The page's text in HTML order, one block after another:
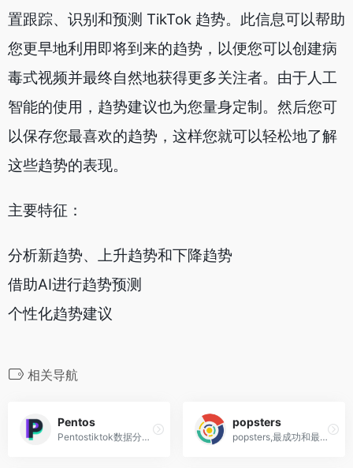
置跟踪、识别和预测 TikTok 趋势。此信息可以帮助
您更早地利用即将到来的趋势，以便您可以创建病
毒式视频并最终自然地获得更多关注者。由于人工
智能的使用，趋势建议也为您量身定制。然后您可
以保存您最喜欢的趋势，这样您就可以轻松地了解
这些趋势的表现。
主要特征：
分析新趋势、上升趋势和下降趋势
借助AI进行趋势预测
个性化趋势建议
相关导航
Pentos
Pentostiktok数据分析工具
popsters
popsters,最成功和最有效的社交媒体内容分析工具,监视您的竞争对手